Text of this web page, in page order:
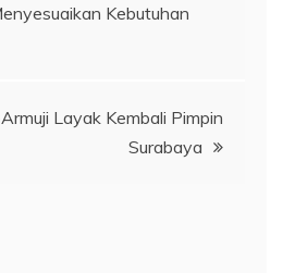
Kebutuhan
Layak Kembali Pimpin
Surabaya